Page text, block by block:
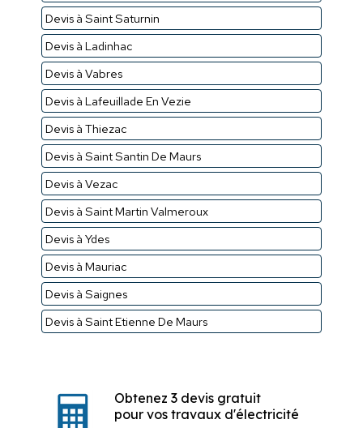
Devis à Saint Saturnin
Devis à Ladinhac
Devis à Vabres
Devis à Lafeuillade En Vezie
Devis à Thiezac
Devis à Saint Santin De Maurs
Devis à Vezac
Devis à Saint Martin Valmeroux
Devis à Ydes
Devis à Mauriac
Devis à Saignes
Devis à Saint Etienne De Maurs
Obtenez 3 devis gratuit
pour vos travaux d'électricité